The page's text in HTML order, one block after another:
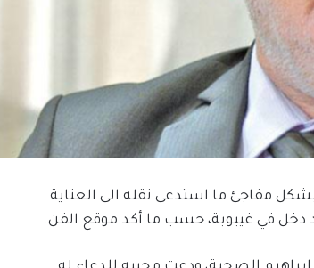
مفاجئ ما استدعى نقله الى العناية
دخل في غيبوبة، حسب ما أكد موقع الفن.